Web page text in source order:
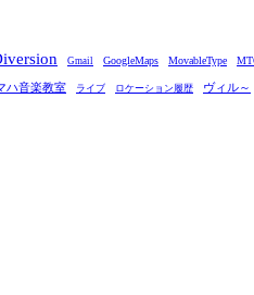
Gmail GoogleMaps MovableType
ハ音楽教室 ライブ ロケーション履歴 ヴィル～